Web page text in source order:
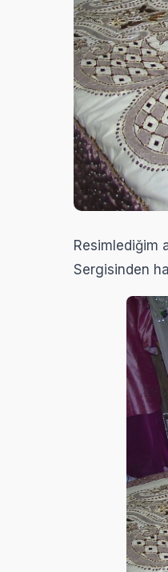
Resimlediğim
Sergisinden